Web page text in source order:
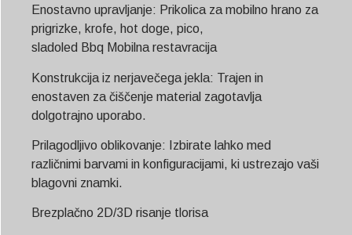
Enostavno upravljanje: Prikolica za mobilno hrano za
prigrizke, krofe, hot doge, pico,
sladoled Bbq Mobilna restavracija
Konstrukcija iz nerjavečega jekla: Trajen in
enostaven za čiščenje material zagotavlja
dolgotrajno uporabo.
Prilagodljivo oblikovanje: Izbirate lahko med
različnimi barvami in konfiguracijami, ki ustrezajo vaši
blagovni znamki.
Brezplačno 2D/3D risanje tlorisa